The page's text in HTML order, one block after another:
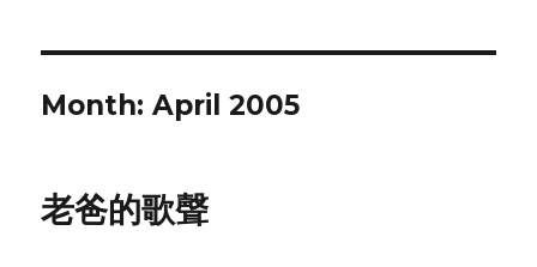
Month:April 2005
老爸的歌聲